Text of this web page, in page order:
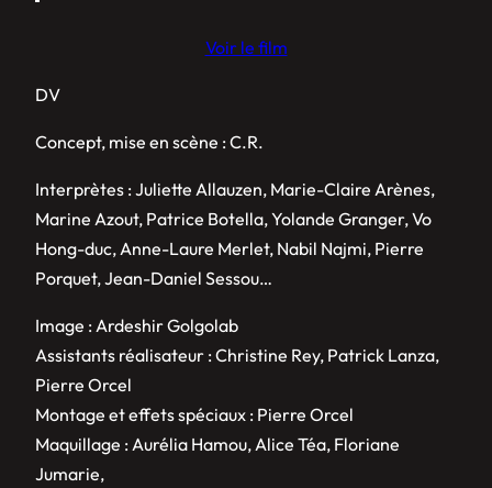
Voir le film
DV
Concept, mise en scène : C.R.
Interprètes : Juliette Allauzen, Marie-Claire Arènes,
Marine Azout, Patrice Botella, Yolande Granger, Vo
Hong-duc, Anne-Laure Merlet, Nabil Najmi, Pierre
Porquet, Jean-Daniel Sessou…
Image : Ardeshir Golgolab
Assistants réalisateur : Christine Rey, Patrick Lanza,
Pierre Orcel
Montage et effets spéciaux : Pierre Orcel
Maquillage : Aurélia Hamou, Alice Téa, Floriane
Jumarie,